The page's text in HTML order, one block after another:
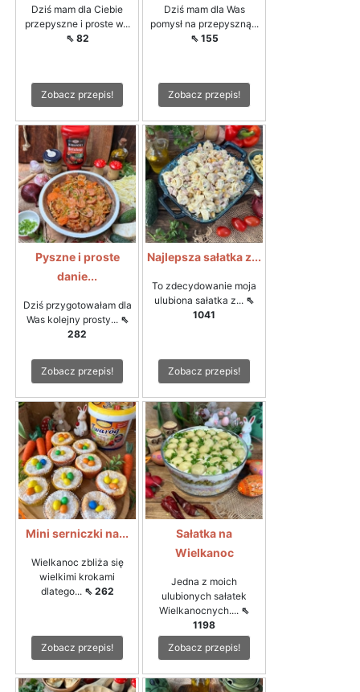
Dziś mam dla Ciebie
przepyszne i proste w...
⇖ 82
Zobacz przepis!
Dziś mam dla Was
pomysł na przepyszną...
⇖ 155
Zobacz przepis!
Pyszne i proste
danie...
Dziś przygotowałam dla
Was kolejny prosty... ⇖
282
Zobacz przepis!
Najlepsza sałatka z...
To zdecydowanie moja
ulubiona sałatka z... ⇖
1041
Zobacz przepis!
Mini serniczki na...
Wielkanoc zbliża się
wielkimi krokami
dlatego... ⇖ 262
Zobacz przepis!
Sałatka na
Wielkanoc
Jedna z moich
ulubionych sałatek
Wielkanocnych.... ⇖
1198
Zobacz przepis!